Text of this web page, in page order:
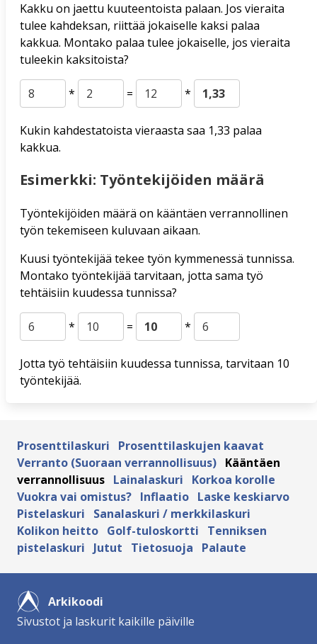
Kakku on jaettu kuuteentoista palaan. Jos vieraita
tulee kahdeksan, riittää jokaiselle kaksi palaa
kakkua. Montako palaa tulee jokaiselle, jos vieraita
tuleekin kaksitoista?
* = *
Kukin kahdestatoista vieraasta saa 1,33 palaa
kakkua.
Esimerkki: Työntekijöiden määrä
Työntekijöiden määrä on kääntäen verrannollinen
työn tekemiseen kuluvaan aikaan.
Kuusi työntekijää tekee työn kymmenessä tunnissa.
Montako työntekijää tarvitaan, jotta sama työ
tehtäisiin kuudessa tunnissa?
* = *
Jotta työ tehtäisiin kuudessa tunnissa, tarvitaan 10
työntekijää.
Prosenttilaskuri
Prosenttilaskujen kaavat
Verranto (Suoraan verrannollisuus) Kääntäen
verrannollisuus Lainalaskuri
Korkoa korolle
Vuokra vai omistus? Inflaatio Laske keskiarvo
Pistelaskuri
Sanalaskuri / merkkilaskuri
Kolikon heitto Golf-tuloskortti
Tenniksen
pistelaskuri
Jutut Tietosuoja Palaute
Arkikoodi
Sivustot ja laskurit kaikille päiville